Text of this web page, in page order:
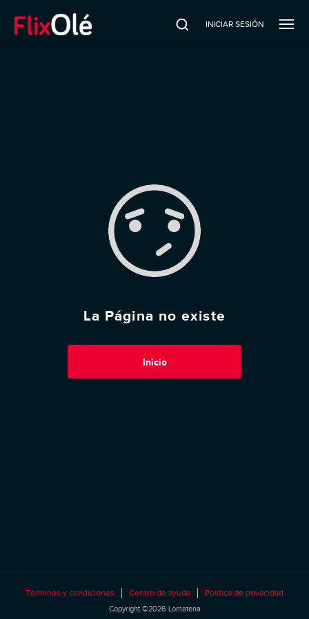
INICIAR SESIÓN
La Página no existe
Inicio
Términos y condiciones Centro de ayuda Política de privacidad
Copyright ©2026 Lomatena